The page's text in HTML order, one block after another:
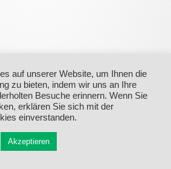
Menü
auf unserer Website, um Ihnen die
zu bieten, indem wir uns an Ihre
Besuche erinnern. Wenn Sie
erklären Sie sich mit der
einverstanden.
Akzeptieren